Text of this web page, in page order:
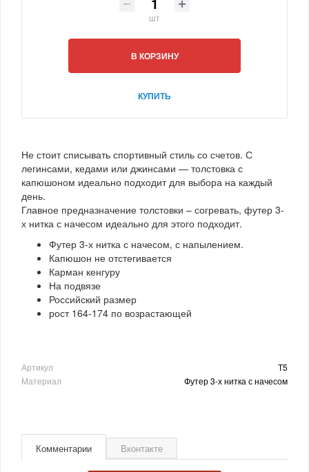
шт
В КОРЗИНУ
КУПИТЬ
Не стоит списывать спортивный стиль со счетов. С
легинсами, кедами или джинсами — толстовка с
капюшоном идеально подходит для выбора на каждый
день.
Главное предназначение толстовки – согревать, футер 3-
х нитка с начесом идеально для этого подходит.
Футер 3-х нитка с начесом, с напылением.
Капюшон не отстегивается
Карман кенгуру
На подвязе
Российский размер
рост 164-174 по возрастающей
Артикул
Т5
Материал
Футер 3-х нитка с начесом
Комментарии Вконтакте